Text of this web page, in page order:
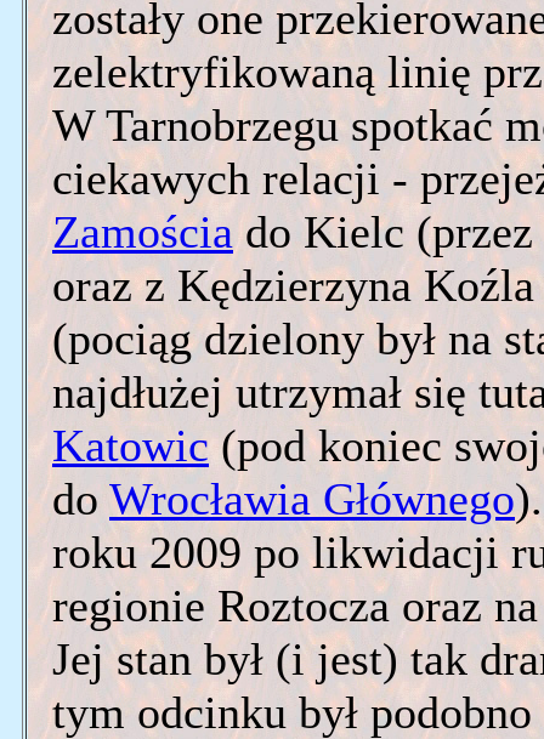
zostały one
zelektryfikowaną linię
W Tarnobrzegu spotkać
ciekawych relacji -
Zamościado Kielc (przez
oraz z Kędzierzyna
(pociąg dzielony był na
najdłużej utrzymał się
Katowic (pod koniec
do Wrocławia Głównego
roku 2009 po likwidacji
regionie Roztocza oraz
Jej stan był (i jest) tak
tym odcinku był